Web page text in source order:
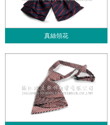
真絲領花